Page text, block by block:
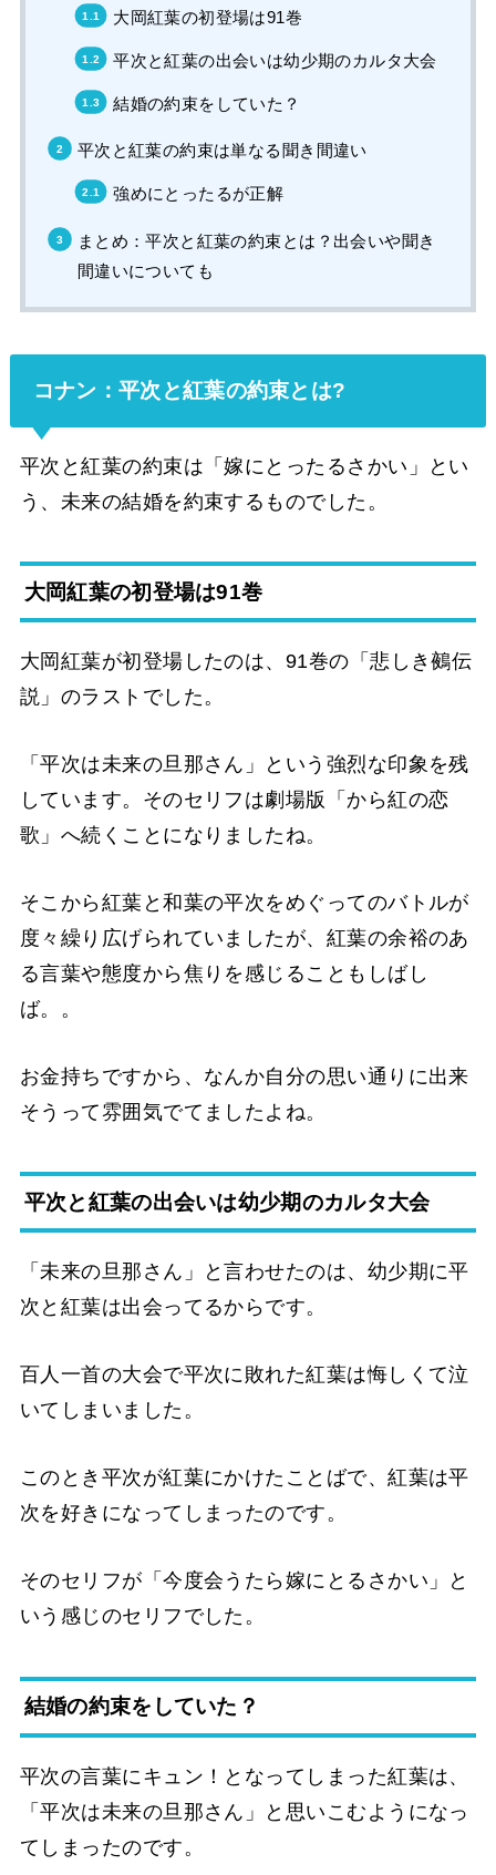
大岡紅葉の初登場は91巻
平次と紅葉の出会いは幼少期のカルタ大会
結婚の約束をしていた？
平次と紅葉の約束は単なる聞き間違い
強めにとったるが正解
まとめ：平次と紅葉の約束とは？出会いや聞き
間違いについても
コナン：平次と紅葉の約束とは?
平次と紅葉の約束は「嫁にとったるさかい」とい
う、未来の結婚を約束するものでした。
大岡紅葉の初登場は91巻
大岡紅葉が初登場したのは、91巻の「悲しき鵺伝
説」のラストでした。
「平次は未来の旦那さん」という強烈な印象を残
しています。そのセリフは劇場版「から紅の恋
歌」へ続くことになりましたね。
そこから紅葉と和葉の平次をめぐってのバトルが
度々繰り広げられていましたが、紅葉の余裕のあ
る言葉や態度から焦りを感じることもしばし
ば。。
お金持ちですから、なんか自分の思い通りに出来
そうって雰囲気でてましたよね。
平次と紅葉の出会いは幼少期のカルタ大会
「未来の旦那さん」と言わせたのは、幼少期に平
次と紅葉は出会ってるからです。
百人一首の大会で平次に敗れた紅葉は悔しくて泣
いてしまいました。
このとき平次が紅葉にかけたことばで、紅葉は平
次を好きになってしまったのです。
そのセリフが「今度会うたら嫁にとるさかい」と
いう感じのセリフでした。
結婚の約束をしていた？
平次の言葉にキュン！となってしまった紅葉は、
「平次は未来の旦那さん」と思いこむようになっ
てしまったのです。